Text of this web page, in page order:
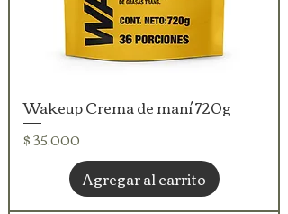
Wakeup Crema de maní 720g
Precio
$ 35.000
Agregar al carrito